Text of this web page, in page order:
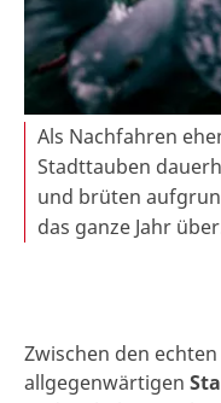
Als Nachfahren
Stadttauben
und brüten
das ganze Jahr
Zwischen den
allgegenwärtigen